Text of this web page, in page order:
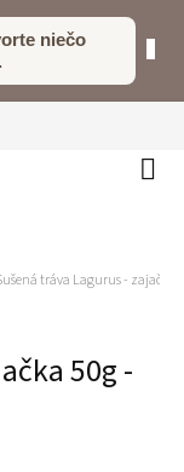
niečo
tráva Lagurus - zajačka
50g -